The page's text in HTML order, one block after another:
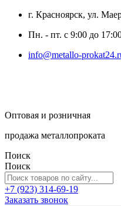
г. Красноярск, ул.
Пн. - пт. с 9:00 до
info@metallo-
Оптовая и розничная
продажа металлопроката
Поиск
Поиск
+7 (923) 314-69-19
Заказать звонок